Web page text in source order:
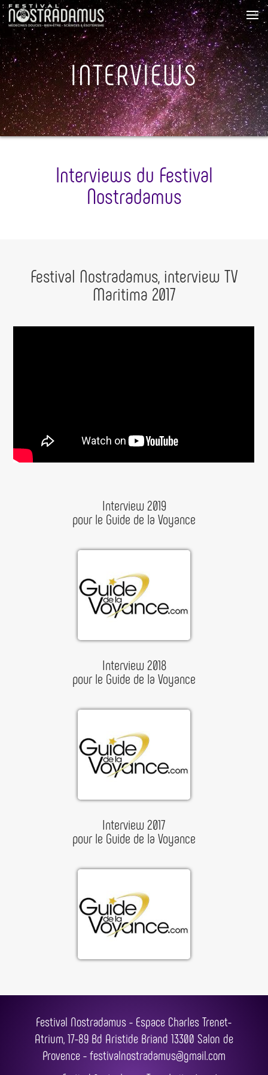
INTERVIEWS
Interviews du Festival
Nostradamus
Festival Nostradamus, interview TV
Maritima 2017
Interview 2019
pour le Guide de la Voyance
Interview 2018
pour le Guide de la Voyance
Interview 2017
pour le Guide de la Voyance
Festival Nostradamus - Espace Charles Trenet-
Atrium, 17-89 Bd Aristide Briand 13300 Salon de
Provence - festivalnostradamus@gmail.com